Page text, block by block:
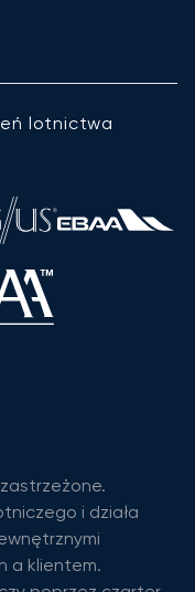
lotnictwa
i działa
a klientem.